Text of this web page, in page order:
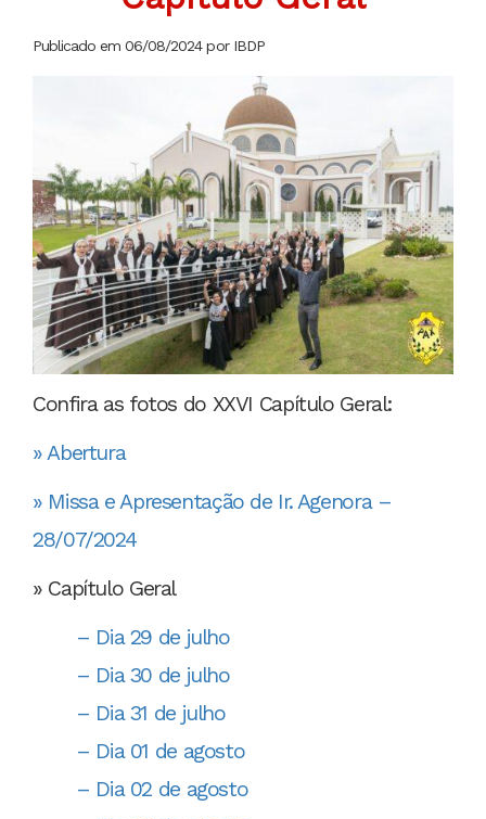
Publicado em 06/08/2024 por IBDP
Confira as fotos do XXVI Capítulo Geral:
» Abertura
» Missa e Apresentação de Ir. Agenora –
28/07/2024
» Capítulo Geral
– Dia 29 de julho
– Dia 30 de julho
– Dia 31 de julho
– Dia 01 de agosto
– Dia 02 de agosto